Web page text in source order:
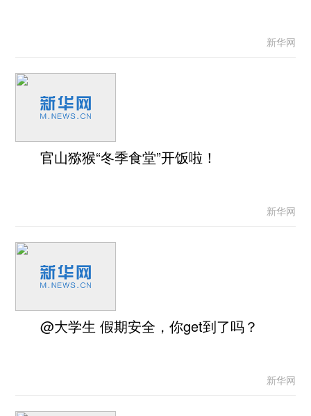
新华网
官山猕猴“冬季食堂”开饭啦！
新华网
@大学生 假期安全，你get到了吗？
新华网